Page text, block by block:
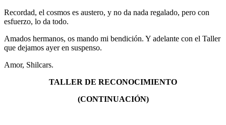
Recordad, el cosmos es austero, y no da nada regalado, pero con
esfuerzo, lo da todo.
Amados hermanos, os mando mi bendición. Y adelante con el Taller
que dejamos ayer en suspenso.
Amor, Shilcars.
TALLER DE RECONOCIMIENTO
(CONTINUACIÓN)